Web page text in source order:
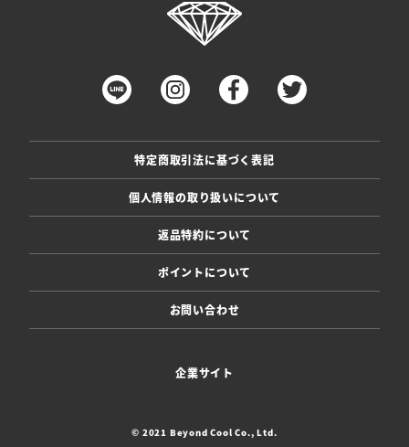
特定商取引法に基づく表記
個人情報の取り扱いについて
返品特約について
ポイントについて
お問い合わせ
企業サイト
© 2021 Beyond Cool Co., Ltd.